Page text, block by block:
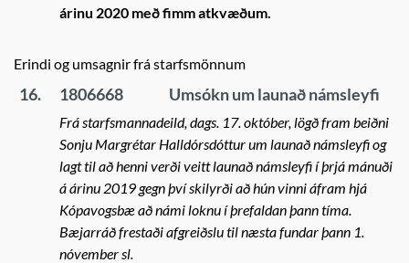
árinu 2020 með fimm atkvæðum.
Erindi og umsagnir frá starfsmönnum
16. 1806668 Umsókn um launað námsleyfi
Frá starfsmannadeild, dags. 17. október, lögð fram beiðni
Sonju Margrétar Halldórsdóttur um launað námsleyfi og
lagt til að henni verði veitt launað námsleyfi í þrjá mánuði
á árinu 2019 gegn því skilyrði að hún vinni áfram hjá
Kópavogsbæ að námi loknu í þrefaldan þann tíma.
Bæjarráð frestaði afgreiðslu til næsta fundar þann 1.
nóvember sl.